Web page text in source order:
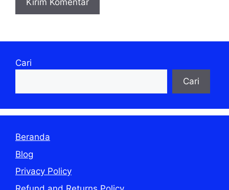
Cari
Cari
Beranda
Blog
Privacy Policy